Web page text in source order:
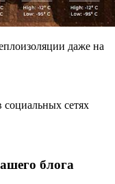
даже на
социальных сетях
блога